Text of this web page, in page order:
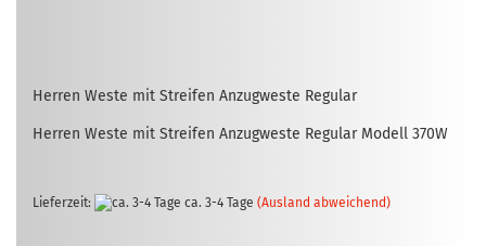
Her­ren Weste mit Strei­fen An­zug­wes­te Re­gu­lar
Her­ren Weste mit Strei­fen An­zug­wes­te Re­gu­lar Mo­dell 370W
Lieferzeit: ca. 3-4 Tage (Ausland abweichend)